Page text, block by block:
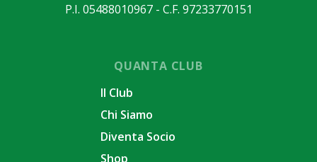
P.I. 05488010967 - C.F. 97233770151
QUANTA CLUB
Il Club
Chi Siamo
Diventa Socio
Shop